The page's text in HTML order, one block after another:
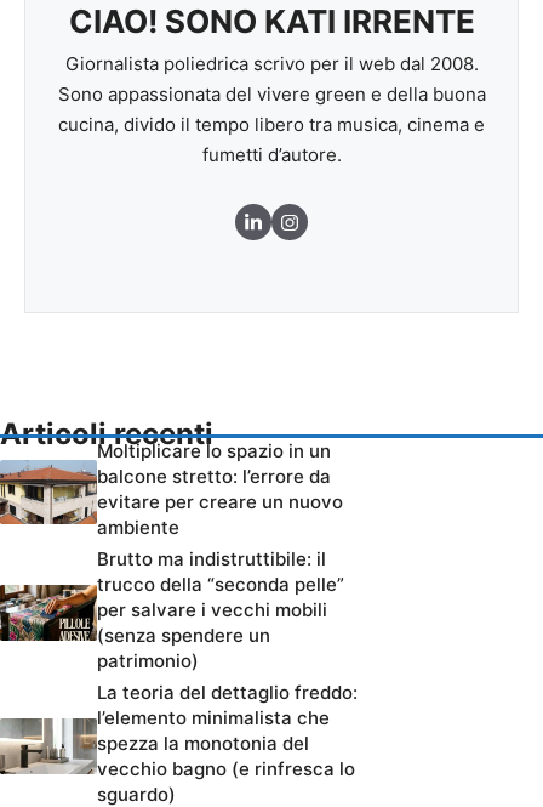
CIAO! SONO KATI IRRENTE
Giornalista poliedrica scrivo per il web dal 2008.
Sono appassionata del vivere green e della buona
cucina, divido il tempo libero tra musica, cinema e
fumetti d’autore.
Articoli recenti
Moltiplicare lo spazio in un
balcone stretto: l’errore da
evitare per creare un nuovo
ambiente
Brutto ma indistruttibile: il
trucco della “seconda pelle”
per salvare i vecchi mobili
(senza spendere un
patrimonio)
La teoria del dettaglio freddo:
l’elemento minimalista che
spezza la monotonia del
vecchio bagno (e rinfresca lo
sguardo)